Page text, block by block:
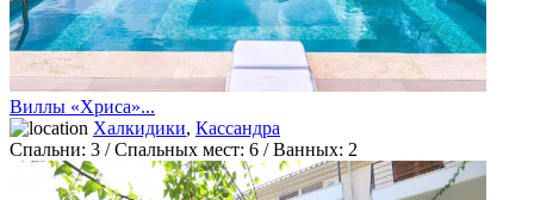
Виллы «Хриса»...
Халкидики, Кассандра
Спальни: 3 / Спальных мест: 6 /Ванных: 2